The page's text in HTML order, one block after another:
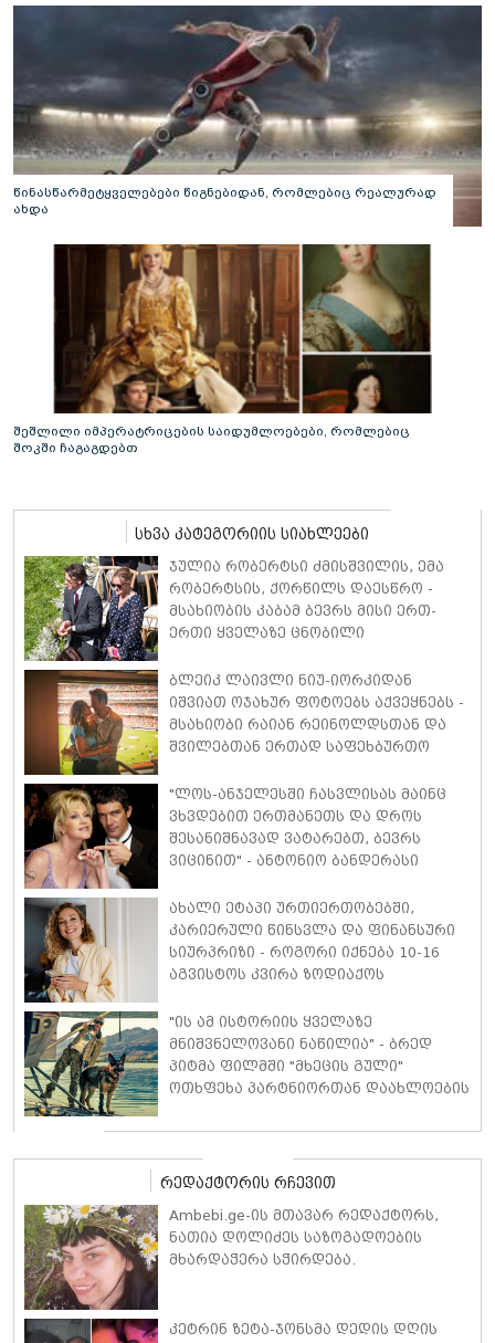
წინასწარმეტყველებები წიგნებიდან, რომლებიც რეალურად
ახდა
შეშლილი იმპერატრიცების საიდუმლოებები, რომლებიც
შოკში ჩაგაგდებთ
სხვა კატეგორიის სიახლეები
ჯულია რობერტსი ძმისშვილის, ემა
რობერტსის, ქორწილს დაესწრო -
მსახიობის კაბამ ბევრს მისი ერთ-
ერთი ყველაზე ცნობილი
საკულტო სტილი გაახსენა
ბლეიკ ლაივლი ნიუ-იორკიდან
იშვიათ ოჯახურ ფოტოებს აქვეყნებს -
მსახიობი რაიან რეინოლდსთან და
შვილებთან ერთად საფეხბურთო
"ლოს-ანჯელესში ჩასვლისას მაინც
ვხვდებით ერთმანეთს და დროს
შესანიშნავად ვატარებთ, ბევრს
ვიცინით" - ანტონიო ბანდერასი
წლის შემდეგაც ის და მელანი
გრიფიტი საუკეთესო მეგობრებად
რჩებიან
ახალი ეტაპი ურთიერთობებში,
კარიერული წინსვლა და ფინანსური
სიურპრიზი - როგორი იქნება 10-16
აგვისტოს კვირა ზოდიაქოს
"ის ამ ისტორიის ყველაზე
მნიშვნელოვანი ნაწილია" - ბრედ
პიტმა ფილმში "მხეცის გული"
ოთხფეხა პარტნიორთან დაახლოების
ისაუბრა
რედაქტორის რჩევით
Ambebi.ge-ის მთავარ რედაქტორს,
ნათია დოლიძეს საზოგადოების
მხარდაჭერა სჭირდება.
კეტრინ ზეტა-ჯონსმა დედის დღის